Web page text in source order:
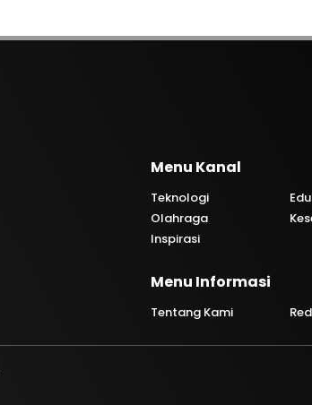
Menu Kanal
Teknologi
Olahraga
Inspirasi
Menu Informasi
Tentang Kami